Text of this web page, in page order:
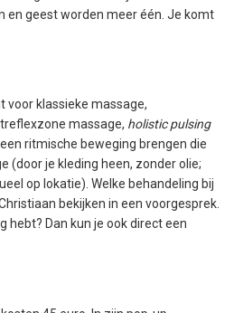
en geest worden meer één. Je komt
voor klassieke massage,
massage, holistic pulsing
ritmische beweging brengen die
(door je kleding heen, zonder olie;
op lokatie). Welke behandeling bij
bekijken in een voorgesprek.
hebt? Dan kun je ook direct een